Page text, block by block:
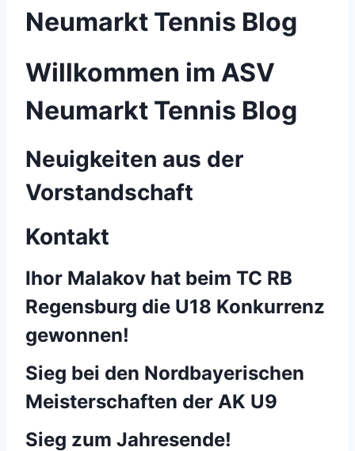
Neumarkt Tennis Blog
Willkommen im ASV
Neumarkt Tennis Blog
Neuigkeiten aus der
Vorstandschaft
Kontakt
Ihor Malakov hat beim TC RB
Regensburg die U18 Konkurrenz
gewonnen!
Sieg bei den Nordbayerischen
Meisterschaften der AK U9
Sieg zum Jahresende!